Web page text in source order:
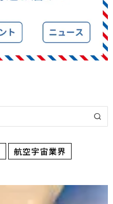
航空宇宙業界